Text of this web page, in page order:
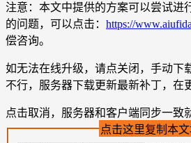
注意：本文中提供的方案可以尝试进
的问题，可以点击： https://
偿咨询。
如无法在线升级，请点关闭，手动下
不行，服务器下载更新最新补丁，在
点击取消，服务器和客户端同步一致
点击这里复制本